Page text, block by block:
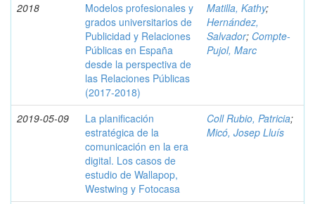
2018
Modelos profesionales y
grados universitarios de
Publicidad y Relaciones
Públicas en España
desde la perspectiva de
las Relaciones Públicas
(2017-2018)
Matilla, Kathy;
Hernández,
Salvador; Compte-
Pujol, Marc
2019-05-09
La planificación
estratégica de la
comunicación en la era
digital. Los casos de
estudio de Wallapop,
Westwing y Fotocasa
Coll Rubio, Patricia;
Micó, Josep Lluís